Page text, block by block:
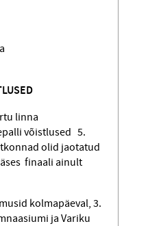
linna
võistlused 5.
olid jaotatud
finaali ainult
kolma­päeval, 3.
ja Variku